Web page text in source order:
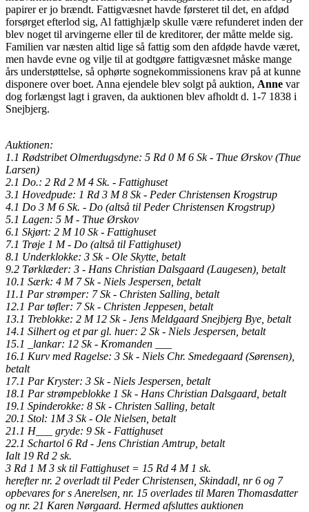
papirer er jo brændt. Fattigvæsnet havde førsteret til det, en afdød
forsørget efterlod sig, Al fattighjælp skulle være refunderet inden der
blev noget til arvingerne eller til de kreditorer, der måtte melde sig.
Familien var næsten altid lige så fattig som den afdøde havde været,
men havde evne og vilje til at godtgøre fattigvæsnet måske mange
års understøttelse, så ophørte sognekommissionens krav på at kunne
disponere over boet. Anna ejendele blev solgt på auktion, Anne var
dog forlængst lagt i graven, da auktionen blev afholdt d. 1-7 1838 i
Snejbjerg.
Auktionen:
1.1 Rødstribet Olmerdugsdyne: 5 Rd 0 M 6 Sk - Thue Ørskov (Thue
Larsen)
2.1 Do.: 2 Rd 2 M 4 Sk. - Fattighuset
3.1 Hovedpude: 1 Rd 3 M 8 Sk - Peder Christensen Krogstrup
4.1 Do 3 M 6 Sk. - Do (altså til Peder Christensen Krogstrup)
5.1 Lagen: 5 M - Thue Ørskov
6.1 Skjørt: 2 M 10 Sk - Fattighuset
7.1 Trøje 1 M - Do (altså til Fattighuset)
8.1 Underklokke: 3 Sk - Ole Skytte, betalt
9.2 Tørklæder: 3 - Hans Christian Dalsgaard (Laugesen), betalt
10.1 Særk: 4 M 7 Sk - Niels Jespersen, betalt
11.1 Par strømper: 7 Sk - Christen Salling, betalt
12.1 Par tøfler: 7 Sk - Christen Jeppesen, betalt
13.1 Treblokke: 2 M 12 Sk - Jens Meldgaard Snejbjerg Bye, betalt
14.1 Silhert og et par gl. huer: 2 Sk - Niels Jespersen, betalt
15.1 _lankar: 12 Sk - Kromanden ___
16.1 Kurv med Ragelse: 3 Sk - Niels Chr. Smedegaard (Sørensen),
betalt
17.1 Par Kryster: 3 Sk - Niels Jespersen, betalt
18.1 Par strømpeblokke 1 Sk - Hans Christian Dalsgaard, betalt
19.1 Spinderokke: 8 Sk - Christen Salling, betalt
20.1 Stol: 1M 3 Sk - Ole Nielsen, betalt
21.1 H___ gryde: 9 Sk - Fattighuset
22.1 Schartol 6 Rd - Jens Christian Amtrup, betalt
Ialt 19 Rd 2 sk.
3 Rd 1 M 3 sk til Fattighuset = 15 Rd 4 M 1 sk.
herefter nr. 2 overladt til Peder Christensen, Skindadl, nr 6 og 7
opbevares for s Anerelsen, nr. 15 overlades til Maren Thomasdatter
og nr. 21 Karen Nørgaard. Hermed afsluttes auktionen